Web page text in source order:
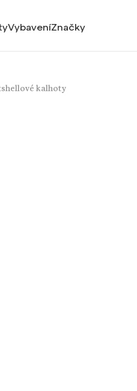
VybaveníZnačky
kalhoty